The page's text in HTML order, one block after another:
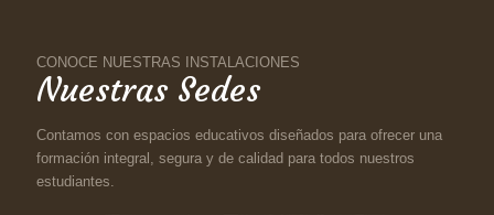
CONOCE NUESTRAS INSTALACIONES
Nuestras Sedes
Contamos con espacios educativos diseñados para ofrecer una
formación integral, segura y de calidad para todos nuestros
estudiantes.